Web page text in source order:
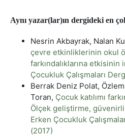
Aynı yazar(lar)ın dergideki en
Nesrin Akbayrak, Nalan
çevre etkinliklerinin okul
farkındalıklarına etkisinin
Çocukluk Çalışmaları
Berrak Deniz Polat,
Toran, Çocuk katılımı
Ölçek geliştirme,
Erken Çocukluk
(2017)